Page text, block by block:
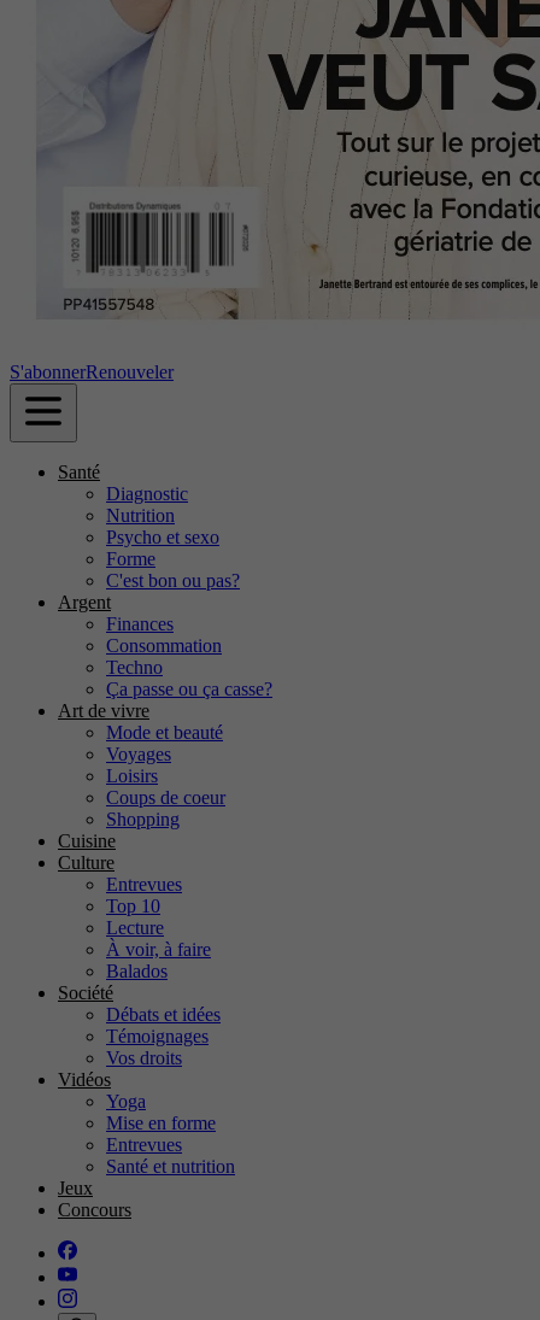
S'abonnerRenouveler
Santé
Diagnostic
Nutrition
Psycho et sexo
Forme
C'est bon ou pas?
Argent
Finances
Consommation
Techno
Ça passe ou ça casse?
Art de vivre
Mode et beauté
Voyages
Loisirs
Coups de coeur
Shopping
Cuisine
Culture
Entrevues
Top 10
Lecture
À voir, à faire
Balados
Société
Débats et idées
Témoignages
Vos droits
Vidéos
Yoga
Mise en forme
Entrevues
Santé et nutrition
Jeux
Concours